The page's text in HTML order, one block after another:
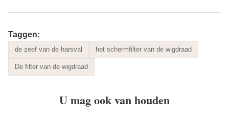
Taggen:
de zeef van de harsval het schermfilter van de wigdraad
De filter van de wigdraad
U mag ook van houden